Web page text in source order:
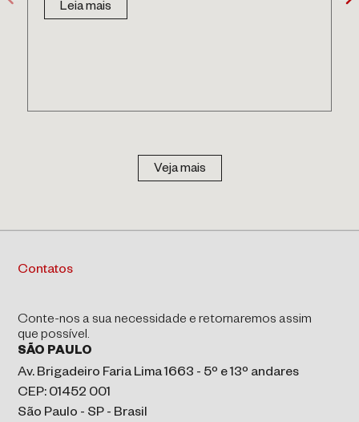
Leia mais
Veja mais
Contatos
Conte-nos a sua necessidade e retornaremos assim
que possível.
SÃO PAULO
Av. Brigadeiro Faria Lima 1663 - 5º e 13º andares
CEP: 01452 001
São Paulo - SP - Brasil